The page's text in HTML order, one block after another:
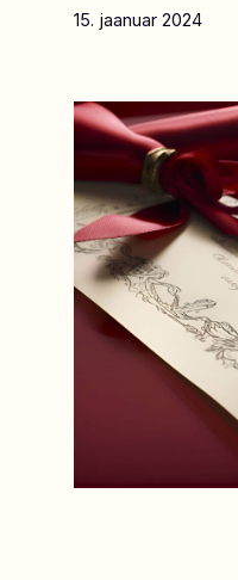
15. jaanuar 2024